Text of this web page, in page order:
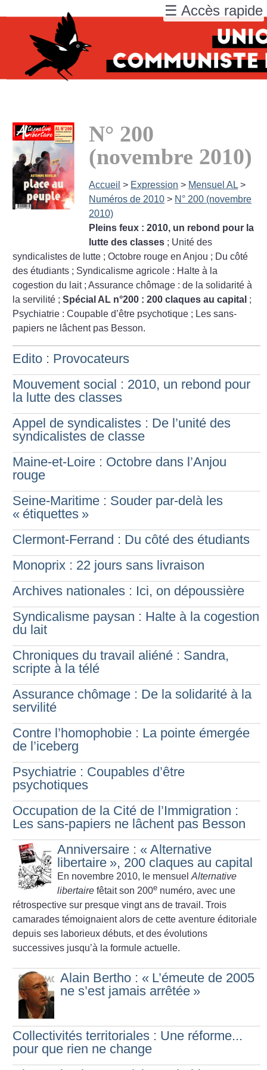
N° 200
(novembre 2010)
Accueil > Expression > Mensuel AL >
Numéros de 2010 > N° 200 (novembre
2010)
Pleins feux : 2010, un rebond pour la
lutte des classes ; Unité des
syndicalistes de lutte ; Octobre rouge en Anjou ; Du côté
des étudiants ; Syndicalisme agricole : Halte à la
cogestion du lait ; Assurance chômage : de la solidarité à
la servilité ;Spécial AL n°200 : 200 claques au capital ;
Psychiatrie : Coupable d’être psychotique ; Les sans-
papiers ne lâchent pas Besson.
Edito : Provocateurs
Mouvement social : 2010, un rebond pour
la lutte des classes
Appel de syndicalistes : De l’unité des
syndicalistes de classe
Maine-et-Loire : Octobre dans l’Anjou
rouge
Seine-Maritime : Souder par-delà les
« étiquettes »
Clermont-Ferrand : Du côté des étudiants
Monoprix : 22 jours sans livraison
Archives nationales : Ici, on dépoussière
Syndicalisme paysan : Halte à la cogestion
du lait
Chroniques du travail aliéné : Sandra,
scripte à la télé
Assurance chômage : De la solidarité à la
servilité
Contre l’homophobie : La pointe émergée
de l’iceberg
Psychiatrie : Coupables d’être
psychotiques
Occupation de la Cité de l’Immigration :
Les sans-papiers ne lâchent pas Besson
Anniversaire : « Alternative
libertaire », 200 claques au capital
En novembre 2010, le mensuelAlternative
libertaire fêtait son 200e numéro, avec une
rétrospective sur presque vingt ans de travail. Trois
camarades témoignaient alors de cette aventure éditoriale
depuis ses laborieux débuts, et des évolutions
successives jusqu’à la formule actuelle.
Alain Bertho : « L’émeute de 2005
ne s’est jamais arrêtée »
Collectivités territoriales : Une réforme...
pour que rien ne change
☰ Accès rapide